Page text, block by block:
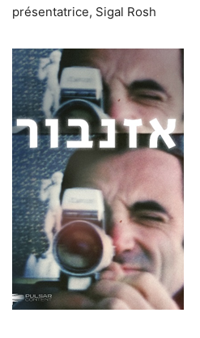
présentatrice, Sigal Rosh